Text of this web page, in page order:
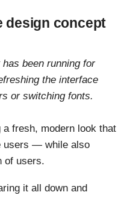
design concept
been running for
the interface
or switching fonts.
fresh, modern look that
users — while also
of users.
it all down and